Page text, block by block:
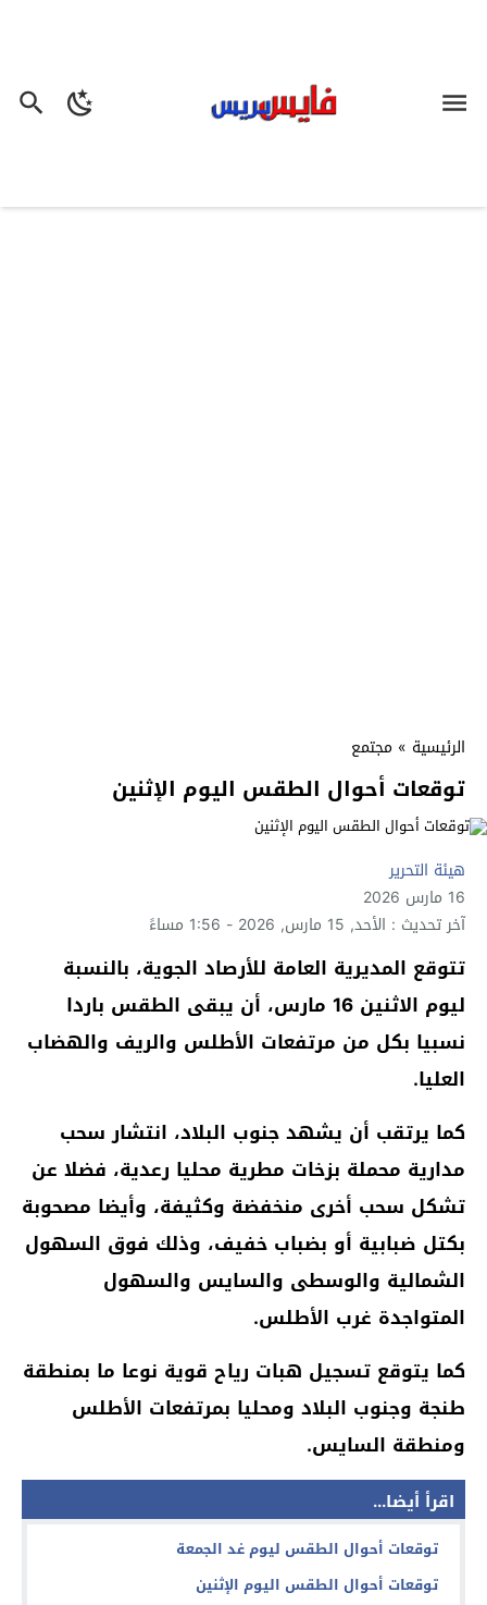
الرئيسية » مجتمع
توقعات أحوال الطقس اليوم الإثنين
هيئة التحرير
16 مارس 2026
آخر تحديث : الأحد, 15 مارس, 2026 - 1:56 مساءً
تتوقع المديرية العامة للأرصاد الجوية، بالنسبة
ليوم الاثنين 16 مارس، أن يبقى الطقس باردا
نسبيا بكل من مرتفعات الأطلس والريف والهضاب
العليا.
كما يرتقب أن يشهد جنوب البلاد، انتشار سحب
مدارية محملة بزخات مطرية محليا رعدية، فضلا عن
تشكل سحب أخرى منخفضة وكثيفة، وأيضا مصحوبة
بكتل ضبابية أو بضباب خفيف، وذلك فوق السهول
الشمالية والوسطى والسايس والسهول
المتواجدة غرب الأطلس.
كما يتوقع تسجيل هبات رياح قوية نوعا ما بمنطقة
طنجة وجنوب البلاد ومحليا بمرتفعات الأطلس
ومنطقة السايس.
اقرأ أيضا...
توقعات أحوال الطقس ليوم غد الجمعة
توقعات أحوال الطقس اليوم الإثنين